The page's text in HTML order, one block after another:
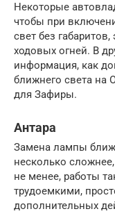
Некоторые
чтобы при
свет без
ходовых огней. В
информация, как
ближнего света на
для Зафиры.
Антара
Замена лампы
несколько
не менее, работы
трудоемкими,
дополнительных